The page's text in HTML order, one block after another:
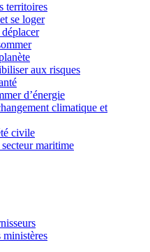
territoires
se loger
aux risques
d’énergie
climatique et
civile
maritime
ministères